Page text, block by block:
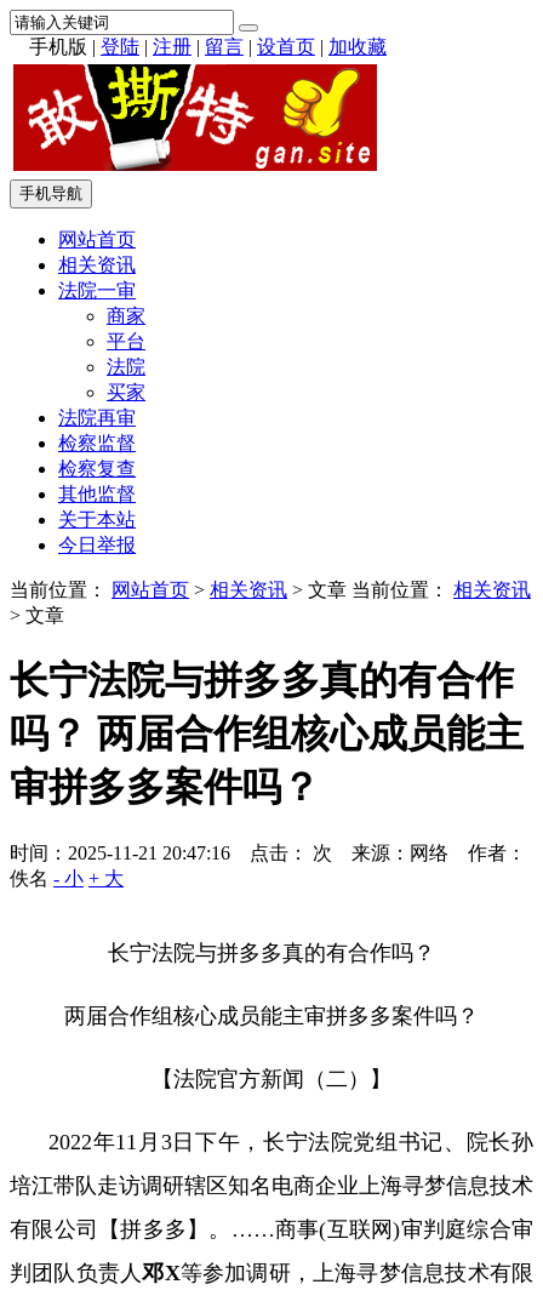
手机版 | 登陆 | 注册 | 留言 | 设首页 | 加收藏
手机导航
网站首页
相关资讯
法院一审
商家
平台
法院
买家
法院再审
检察监督
检察复查
其他监督
关于本站
今日举报
当前位置： 网站首页 > 相关资讯 > 文章 当前位置： 相关资讯
> 文章
长宁法院与拼多多真的有合作
吗？ 两届合作组核心成员能主
审拼多多案件吗？
时间：2025-11-21 20:47:16 点击： 次 来源：网络 作者：
佚名 - 小 + 大
长宁法院与拼多多真的有合作吗？
两届合作组核心成员能主审拼多多案件吗？
【法院官方新闻（二）】
2022年11 月 3日下午，长宁法院党组书记、院长孙
培江带队走访调研辖区知名电商企业上海寻梦信息技术
有限公司【拼多多】。
……商事(互联网)审判庭综合审
判团队负责人邓X等参加调研，上海寻梦信息技术有限